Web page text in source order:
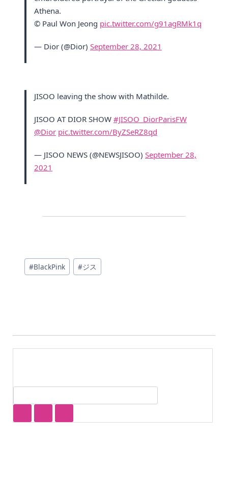
Athena.
© Paul Won Jeong pic.twitter.com/g91agRMk1q
— Dior (@Dior) September 28, 2021
JISOO leaving the show with Mathilde.
JISOO AT DIOR SHOW #JISOO_DiorParisFW
@Dior pic.twitter.com/ByZSeRZ8qd
— JISOO NEWS (@NEWSJISOO) September 28,
2021
投
稿
#BlackPink #ジス